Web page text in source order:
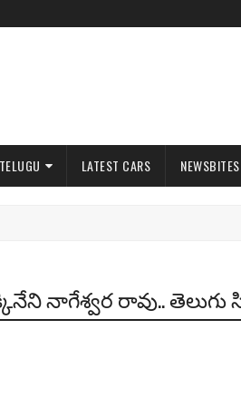
TELUGU LATEST CARS NEWSBITES
నాగేశ్వర రావు..